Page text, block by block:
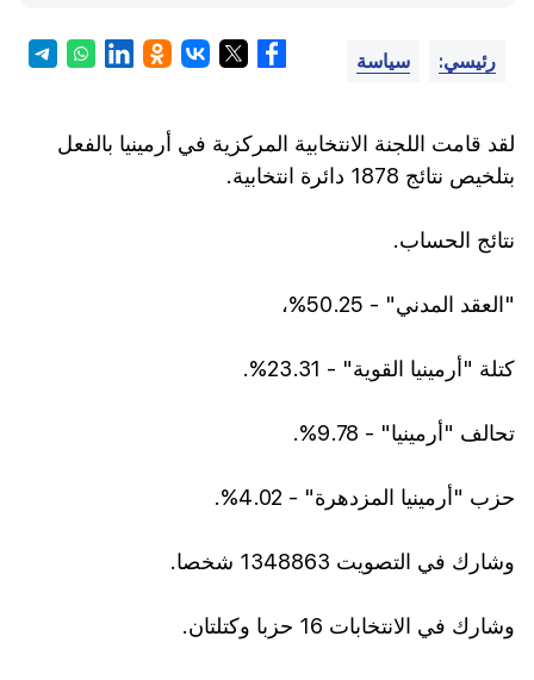
رئيسي: سياسة
لقد قامت اللجنة الانتخابية المركزية في أرمينيا بالفعل
بتلخيص نتائج 1878 دائرة انتخابية.
نتائج الحساب.
"العقد المدني" - 50.25%،
كتلة "أرمينيا القوية" - 23.31%.
تحالف "أرمينيا" - 9.78%.
حزب "أرمينيا المزدهرة" - 4.02%.
وشارك في التصويت 1348863 شخصا.
وشارك في الانتخابات 16 حزبا وكتلتان.